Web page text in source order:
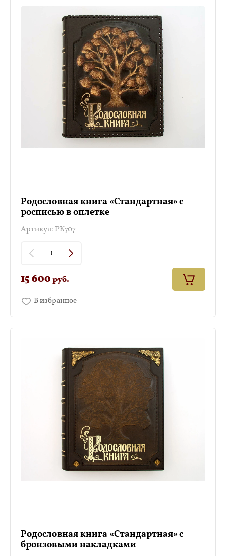
Родословная книга «Стандартная» с
росписью в оплетке
Артикул: РК707
15 600руб.
В избранное
Родословная книга «Стандартная» с
бронзовыми накладками